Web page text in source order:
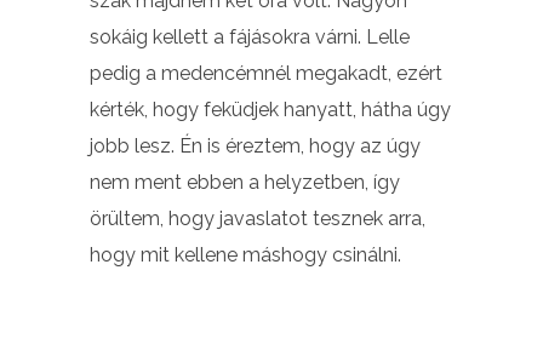
sokáig kellett a fájásokra várni. Lelle
pedig a medencémnél megakadt, ezért
kérték, hogy feküdjek hanyatt, hátha úgy
jobb lesz. Én is éreztem, hogy az úgy
nem ment ebben a helyzetben, így
örültem, hogy javaslatot tesznek arra,
hogy mit kellene máshogy csinálni.